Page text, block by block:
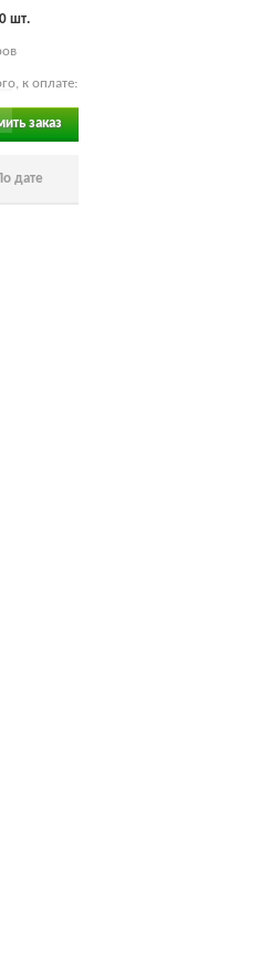
0 шт.
к оплате:
заказ
дате